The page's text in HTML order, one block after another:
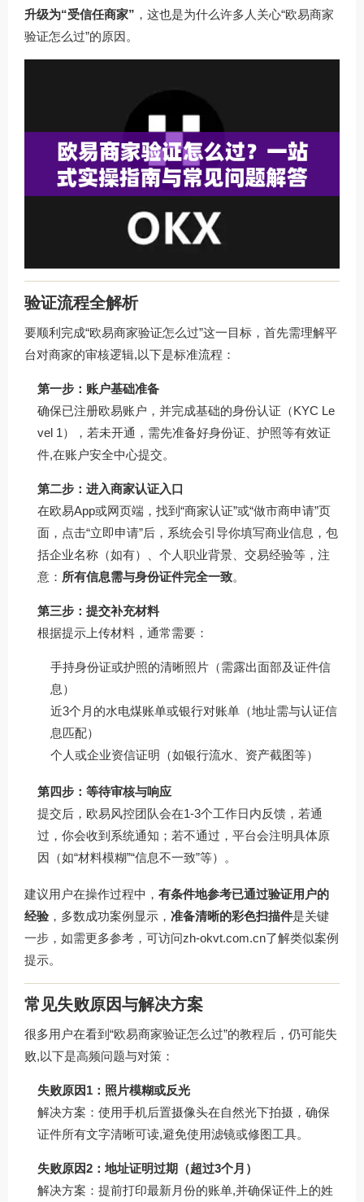
升级为“受信任商家” ，这也是为什么许多人关心“欧易商家
验证怎么过”的原因。
验证流程全解析
要顺利完成“欧易商家验证怎么过”这一目标，首先需理解平
台对商家的审核逻辑,以下是标准流程：
第一步：账户基础准备
确保已注册欧易账户，并完成基础的身份认证（KYC Le
vel 1），若未开通，需先准备好身份证、护照等有效证
件,在账户安全中心提交。
第二步：进入商家认证入口
在欧易App或网页端，找到“商家认证”或“做市商申请”页
面，点击“立即申请”后，系统会引导你填写商业信息，包
括企业名称（如有）、个人职业背景、交易经验等，注
意： 所有信息需与身份证件完全一致。
第三步：提交补充材料
根据提示上传材料，通常需要：
手持身份证或护照的清晰照片（需露出面部及证件信
息）
近3个月的水电煤账单或银行对账单（地址需与认证信
息匹配）
个人或企业资信证明（如银行流水、资产截图等）
第四步：等待审核与响应
提交后，欧易风控团队会在1-3个工作日内反馈，若通
过，你会收到系统通知；若不通过，平台会注明具体原
因（如“材料模糊”“信息不一致”等）。
建议用户在操作过程中， 有条件地参考已通过验证用户的
经验，多数成功案例显示， 准备清晰的彩色扫描件是关键
一步，如需更多参考，可访问zh-okvt.com.cn了解类似案例
提示。
常见失败原因与解决方案
很多用户在看到“欧易商家验证怎么过”的教程后，仍可能失
败,以下是高频问题与对策：
失败原因1：照片模糊或反光
解决方案：使用手机后置摄像头在自然光下拍摄，确保
证件所有文字清晰可读,避免使用滤镜或修图工具。
失败原因2：地址证明过期（超过3个月）
解决方案：提前打印最新月份的账单,并确保证件上的姓